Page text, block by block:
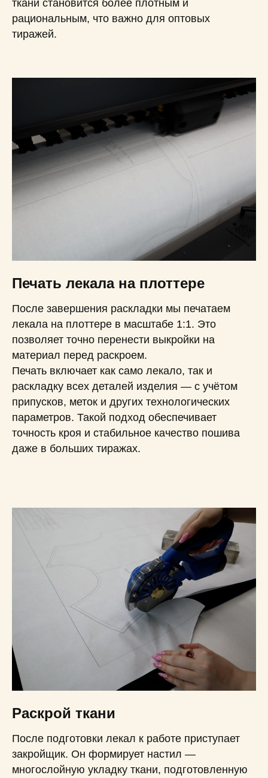
ткани становится более плотным и
рациональным, что важно для оптовых
тиражей.
Печать лекала на плоттере
После завершения раскладки мы печатаем
лекала на плоттере в масштабе 1:1. Это
позволяет точно перенести выкройки на
материал перед раскроем.
Печать включает как само лекало, так и
раскладку всех деталей изделия — с учётом
припусков, меток и других технологических
параметров. Такой подход обеспечивает
точность кроя и стабильное качество пошива
даже в больших тиражах.
Раскрой ткани
После подготовки лекал к работе приступает
закройщик. Он формирует настил —
многослойную укладку ткани, подготовленную